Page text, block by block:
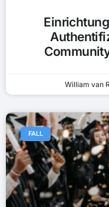
William van
FALL